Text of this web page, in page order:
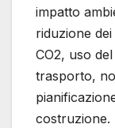
impatto
riduzione
CO2, uso
trasporto,
costruzione.